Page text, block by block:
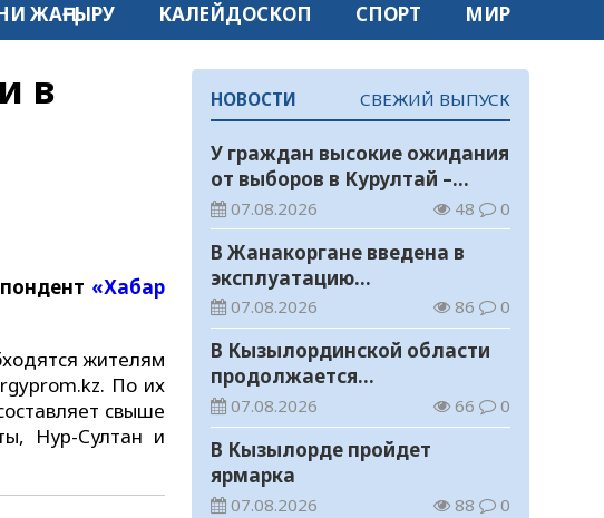
ЖАҢҒЫРУ КАЛЕЙДОСКОП СПОРТ МИР
в
«Хабар
жителям
По их
свыше
Нур-Султан и
НОВОСТИ СВЕЖИЙ ВЫПУСК
У граждан высокие ожидания
от выборов в Курултай –
опрос общественного мнения
07.08.2026 48 0
В Жанакоргане введена в
эксплуатацию
водораспределительная
станция
07.08.2026 86 0
В Кызылординской области
продолжается
экологическая акция «Таза
Қазақстан»
07.08.2026 66 0
В Кызылорде пройдет
ярмарка
07.08.2026 88 0